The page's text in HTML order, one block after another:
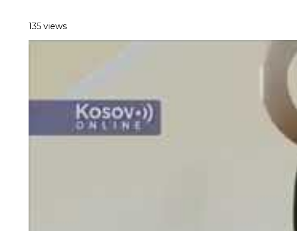
135 views